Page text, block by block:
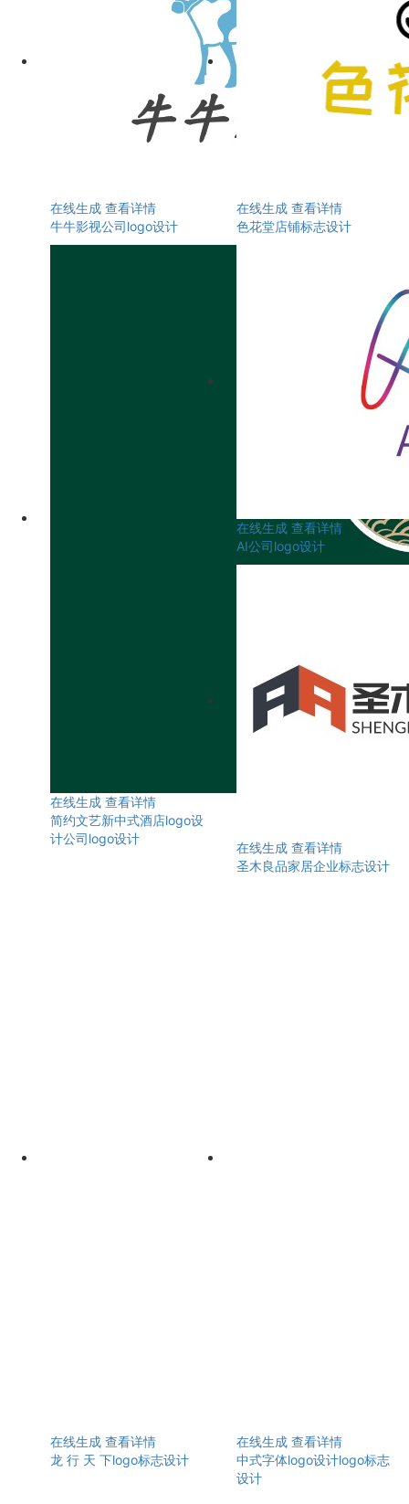
在线生成 查看详情
牛牛影视公司logo设计
在线生成 查看详情
色花堂店铺标志设计
在线生成 查看详情
简约文艺新中式酒店logo设
计公司logo设计
在线生成 查看详情
AI公司logo设计
在线生成 查看详情
圣木良品家居企业标志设计
在线生成 查看详情
龙 行 天 下logo标志设计
在线生成 查看详情
中式字体logo设计logo标志
设计